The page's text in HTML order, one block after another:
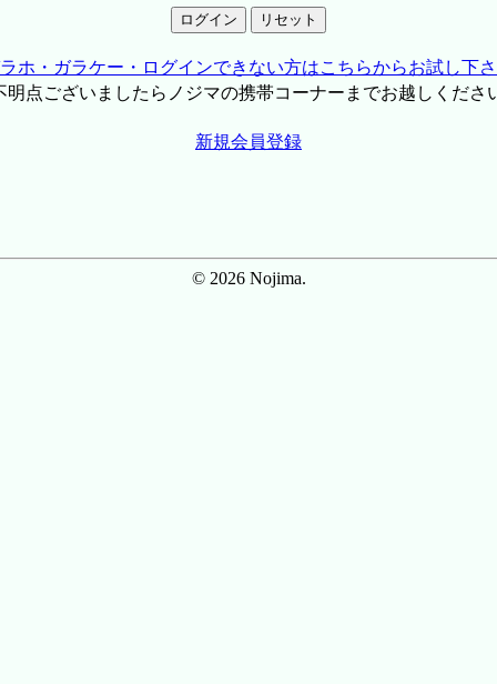
ホ・ガラケー・ログインできない方はこちらからお試し下
点ございましたらノジマの携帯コーナーまでお越しくださ
新規会員登録
© 2026 Nojima.